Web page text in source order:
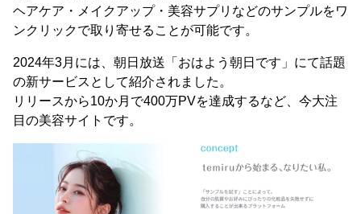
ヘアケア・メイクアップ・美容サプリなどのサンプルをワ
ンクリックで取り寄せることが可能です。
2024年3月には、朝日放送「おはよう朝日です」にて話題
の新サービスとして紹介されました。
リリースから10か月で400万PVを達成するなど、今大注
目の美容サイトです。